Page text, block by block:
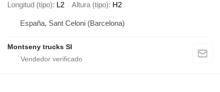
Longitud (tipo) L2 Altura (tipo) H2
España, Sant Celoni (Barcelona)
Montseny trucks Sl